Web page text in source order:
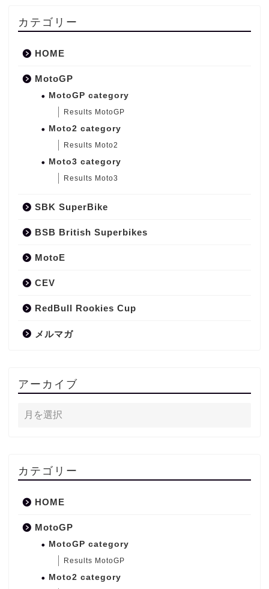
カテゴリー
HOME
MotoGP
MotoGP category
Results MotoGP
Moto2 category
Results Moto2
Moto3 category
Results Moto3
SBK SuperBike
BSB British Superbikes
MotoE
CEV
RedBull Rookies Cup
メルマガ
アーカイブ
カテゴリー
HOME
MotoGP
MotoGP category
Results MotoGP
Moto2 category